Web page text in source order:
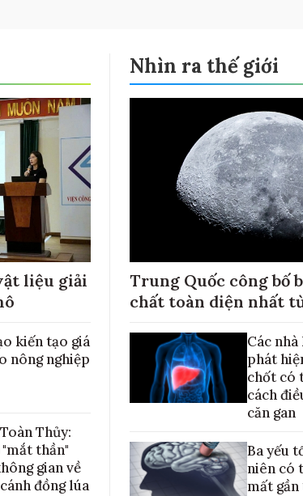
liệu giải
kiến tạo giá
nông nghiệp
Thủy:
thần"
gian về
đồng lúa
Nhìn ra thế giới
Trung Quốc công bố
chất toàn diện nhất
Các
phát
chốt có
cách
căn gan
Ba yếu
niên có
mất